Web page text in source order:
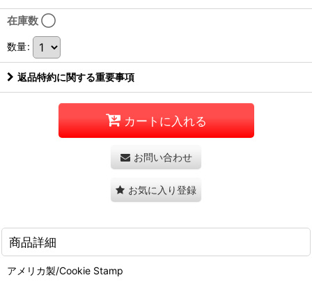
在庫数 ◯
数量:
返品特約に関する重要事項
カートに入れる
お問い合わせ
お気に入り登録
商品詳細
アメリカ製/Cookie Stamp